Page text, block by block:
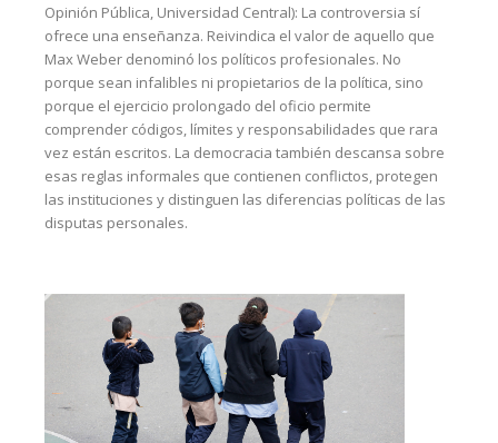
Opinión Pública, Universidad Central): La controversia sí
ofrece una enseñanza. Reivindica el valor de aquello que
Max Weber denominó los políticos profesionales. No
porque sean infalibles ni propietarios de la política, sino
porque el ejercicio prolongado del oficio permite
comprender códigos, límites y responsabilidades que rara
vez están escritos. La democracia también descansa sobre
esas reglas informales que contienen conflictos, protegen
las instituciones y distinguen las diferencias políticas de las
disputas personales.